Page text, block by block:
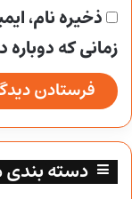
ذخیره نام،
زمانی که
دسته